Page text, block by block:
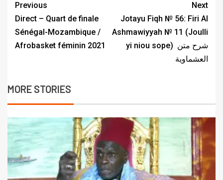
Previous
Direct – Quart de finale
Sénégal-Mozambique /
Afrobasket féminin 2021
Next
Jotayu Fiqh № 56: Firi Al
Ashmawiyyah № 11 (Joulli
yi niou sope) ‎ شرح متن
العشماوية
MORE STORIES